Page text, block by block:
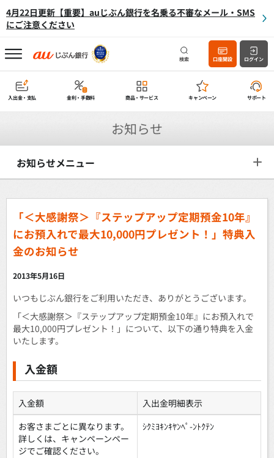
4月22日更新【重要】auじぶん銀行を名乗る不審なメール・SMS
にご注意ください
検索 口座開設 ログイン
入出金・支払 金利・手数料 商品・サービス キャンペーン サポート
お知らせ
お知らせメニュー
「＜大感謝祭＞『ステップアップ定期預金10年』
にお預入れで最大10,000円プレゼント！」特典入
金のお知らせ
2013年5月16日
いつもじぶん銀行をご利用いただき、ありがとうございます。
「＜大感謝祭＞『ステップアップ定期預金10年』にお預入れで
最大10,000円プレゼント！」について、以下の通り特典を入金
いたします。
入金額
入金額
入出金明細表示
お客さまごとに異なります。
詳しくは、キャンペーンペー
ジでご確認ください。
ｼｸﾐﾖｷﾝｷﾔﾝﾍﾟ-ﾝﾄｸﾃﾝ